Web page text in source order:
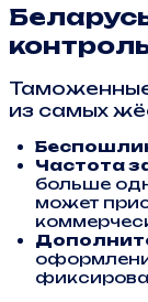
из самых
Частота
больше
может